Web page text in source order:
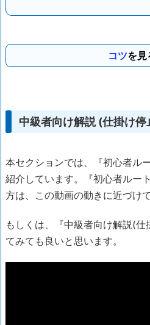
コツ
中級者向け解説 (仕掛け停
本セクションでは、『初心者ル
紹介しています。『初心者ルー
方は、この動画の動きに近づけ
もしくは、『中級者向け解説(
てみても良いと思います。